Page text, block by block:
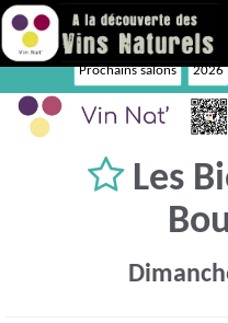
Prochains salons 2026
Les